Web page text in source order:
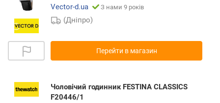
Vector-d.ua
З нами 9 років
(Дніпро)
Перейти в магазин
Чоловічий годинник FESTINA CLASSICS
F20446/1